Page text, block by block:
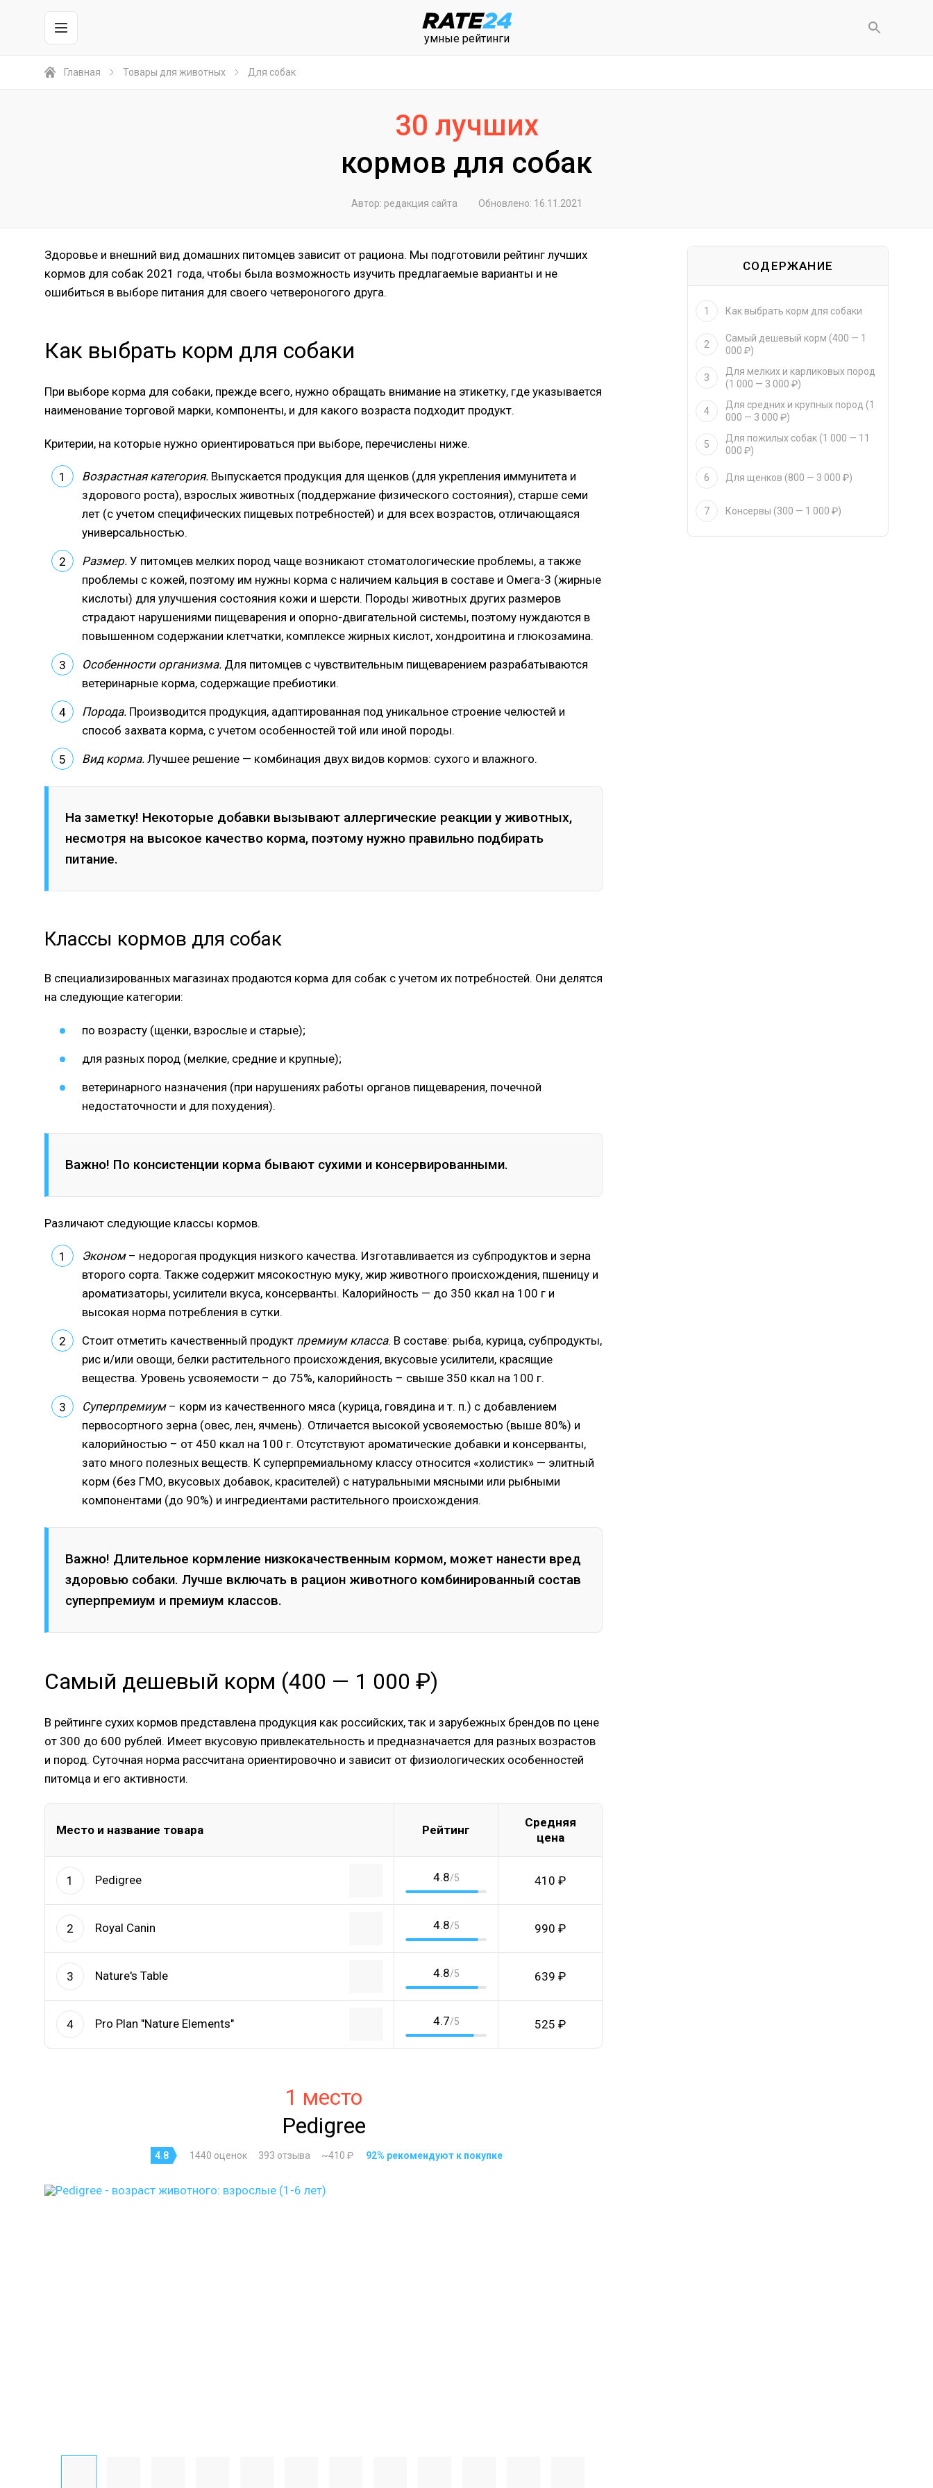
умные рейтинги
Главная Товары для животных Для собак
30 лучших
кормов для собак
Автор: редакция сайта Обновлено: 16.11.2021
СОДЕРЖАНИЕ
1 Как выбрать корм для собаки
2
Самый дешевый корм (400 — 1
000 ₽)
3
Для мелких и карликовых пород
(1 000 — 3 000 ₽)
4
Для средних и крупных пород (1
000 — 3 000 ₽)
5
Для пожилых собак (1 000 — 11
000 ₽)
6 Для щенков (800 — 3 000 ₽)
7 Консервы (300 — 1 000 ₽)
Здоровье и внешний вид домашних питомцев зависит от рациона. Мы подготовили рейтинг лучших
кормов для собак 2021 года, чтобы была возможность изучить предлагаемые варианты и не
ошибиться в выборе питания для своего четвероногого друга.
Как выбрать корм для собаки
При выборе корма для собаки, прежде всего, нужно обращать внимание на этикетку, где указывается
наименование торговой марки, компоненты, и для какого возраста подходит продукт.
Критерии, на которые нужно ориентироваться при выборе, перечислены ниже.
Возрастная категория. Выпускается продукция для щенков (для укрепления иммунитета и
здорового роста), взрослых животных (поддержание физического состояния), старше семи
лет (с учетом специфических пищевых потребностей) и для всех возрастов, отличающаяся
универсальностью.
Размер. У питомцев мелких пород чаще возникают стоматологические проблемы, а также
проблемы с кожей, поэтому им нужны корма с наличием кальция в составе и Омега-3 (жирные
кислоты) для улучшения состояния кожи и шерсти. Породы животных других размеров
страдают нарушениями пищеварения и опорно-двигательной системы, поэтому нуждаются в
повышенном содержании клетчатки, комплексе жирных кислот, хондроитина и глюкозамина.
Особенности организма. Для питомцев с чувствительным пищеварением разрабатываются
ветеринарные корма, содержащие пребиотики.
Порода. Производится продукция, адаптированная под уникальное строение челюстей и
способ захвата корма, с учетом особенностей той или иной породы.
Вид корма. Лучшее решение — комбинация двух видов кормов: сухого и влажного.
На заметку! Некоторые добавки вызывают аллергические реакции у животных,
несмотря на высокое качество корма, поэтому нужно правильно подбирать
питание.
Классы кормов для собак
В специализированных магазинах продаются корма для собак с учетом их потребностей. Они делятся
на следующие категории:
по возрасту (щенки, взрослые и старые);
для разных пород (мелкие, средние и крупные);
ветеринарного назначения (при нарушениях работы органов пищеварения, почечной
недостаточности и для похудения).
Важно! По консистенции корма бывают сухими и консервированными.
Различают следующие классы кормов.
Эконом– недорогая продукция низкого качества. Изготавливается из субпродуктов и зерна
второго сорта. Также содержит мясокостную муку, жир животного происхождения, пшеницу и
ароматизаторы, усилители вкуса, консерванты. Калорийность — до 350 ккал на 100 г и
высокая норма потребления в сутки.
Стоит отметить качественный продукт премиум класса. В составе: рыба, курица, субпродукты,
рис и/или овощи, белки растительного происхождения, вкусовые усилители, красящие
вещества. Уровень усвояемости – до 75%, калорийность – свыше 350 ккал на 100 г.
Суперпремиум– корм из качественного мяса (курица, говядина и т. п.) с добавлением
первосортного зерна (овес, лен, ячмень). Отличается высокой усвояемостью (выше 80%) и
калорийностью – от 450 ккал на 100 г. Отсутствуют ароматические добавки и консерванты,
зато много полезных веществ. К суперпремиальному классу относится «холистик» — элитный
корм (без ГМО, вкусовых добавок, красителей) с натуральными мясными или рыбными
компонентами (до 90%) и ингредиентами растительного происхождения.
Важно! Длительное кормление низкокачественным кормом, может нанести вред
здоровью собаки. Лучше включать в рацион животного комбинированный состав
суперпремиум и премиум классов.
Самый дешевый корм (400 — 1 000 ₽)
В рейтинге сухих кормов представлена продукция как российских, так и зарубежных брендов по цене
от 300 до 600 рублей. Имеет вкусовую привлекательность и предназначается для разных возрастов
и пород. Суточная норма рассчитана ориентировочно и зависит от физиологических особенностей
питомца и его активности.
Место и название товара Рейтинг
Средняя
цена
1 Pedigree 4.8/5 410 ₽
2 Royal Canin 4.8/5 990 ₽
3 Nature's Table 4.8/5 639 ₽
4 Pro Plan "Nature Elements" 4.7/5 525 ₽
1 место
Pedigree
4.8 1440 оценок 393 отзыва ~410 ₽ 92% рекомендуют к покупке